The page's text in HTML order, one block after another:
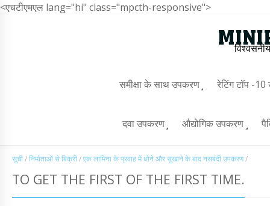
<एचटीएमएल lang="hi" class="mpcth-responsive">
समीक्षा के साथ उपकरण रेटिंग टॉप -
दवा उपकरण औद्योगिक उपकरण
सूची/निर्माताओं से बिक्री/एक लामिना के प्रवाह में धोने और सुखाने के बाद नसबंदी उपकरण/
TO GET THE FIRST OF THE FIRST TIME.